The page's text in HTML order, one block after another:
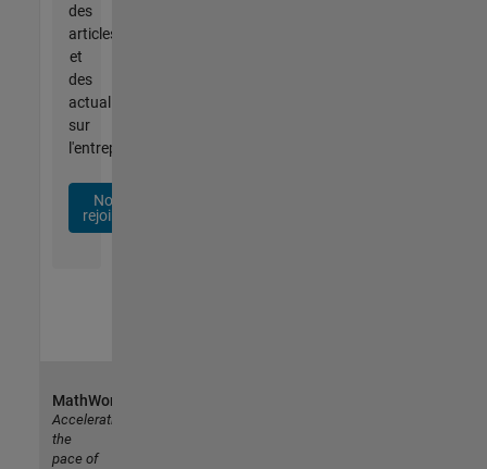
des
articles
et
des
actualités
sur
l'entreprise.
Nous
rejoindre
MathWorks
Accelerating
the
pace of